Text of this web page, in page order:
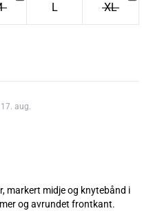
L XL
aug.
markert midje og knytebånd i
og avrundet frontkant.